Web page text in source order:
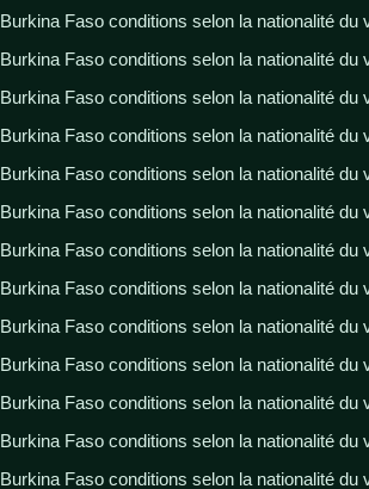
Burkina Faso conditions selon la nationalité du
Burkina Faso conditions selon la nationalité du
Burkina Faso conditions selon la nationalité du
Burkina Faso conditions selon la nationalité du
Burkina Faso conditions selon la nationalité du
Burkina Faso conditions selon la nationalité du
Burkina Faso conditions selon la nationalité du
Burkina Faso conditions selon la nationalité du
Burkina Faso conditions selon la nationalité du
Burkina Faso conditions selon la nationalité du
Burkina Faso conditions selon la nationalité du
Burkina Faso conditions selon la nationalité du
Burkina Faso conditions selon la nationalité du